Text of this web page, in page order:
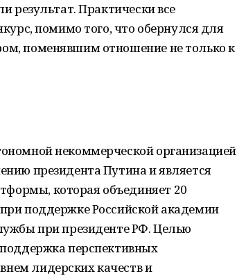
результат. Практически все
помимо того, что обернулся для
поменявшим отношение не только к
некоммерческой организацией
президента Путина и является
которая объединяет 20
поддержке Российской академии
при президенте РФ. Целью
перспективных
лидерских качеств и